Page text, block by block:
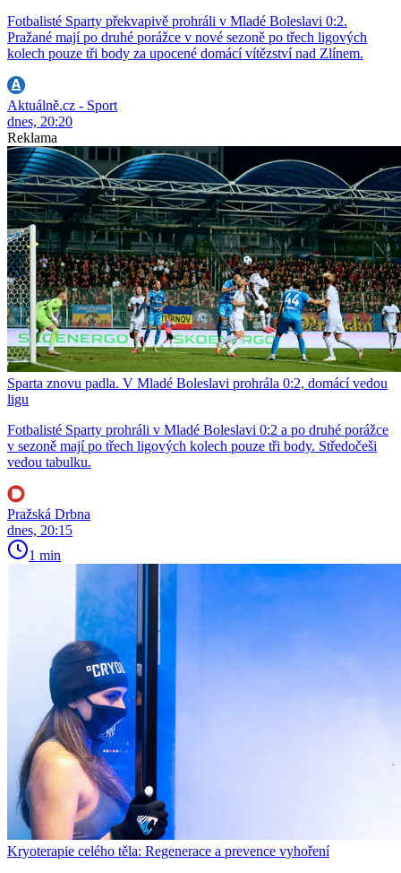
Fotbalisté Sparty překvapivě prohráli v Mladé Boleslavi 0:2.
Pražané mají po druhé porážce v nové sezoně po třech ligových
kolech pouze tři body za upocené domácí vítězství nad Zlínem.
Aktuálně.cz - Sport
dnes, 20:20
Reklama
Sparta znovu padla. V Mladé Boleslavi prohrála 0:2, domácí vedou
ligu
Fotbalisté Sparty prohráli v Mladé Boleslavi 0:2 a po druhé porážce
v sezoně mají po třech ligových kolech pouze tři body. Středočeši
vedou tabulku.
Pražská Drbna
dnes, 20:15
1 min
Kryoterapie celého těla: Regenerace a prevence vyhoření